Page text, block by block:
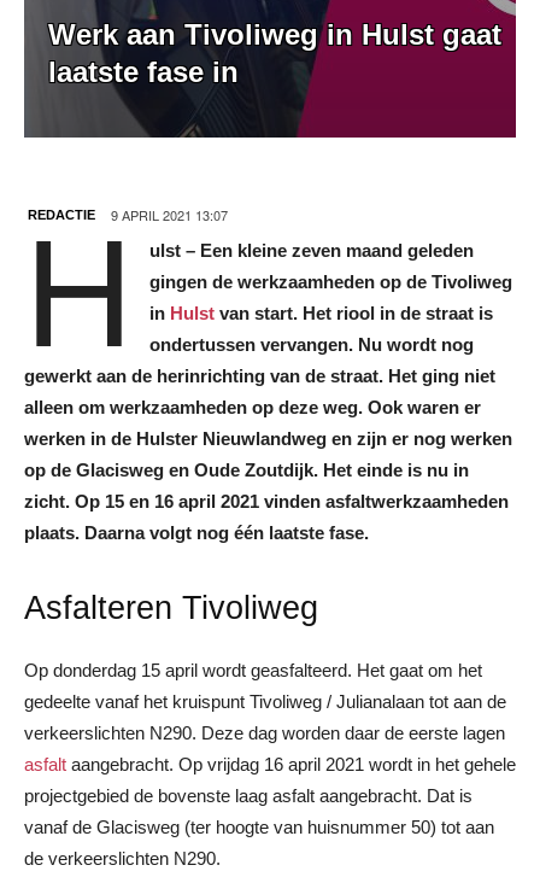
Werk aan Tivoliweg in Hulst gaat
laatste fase in
REDACTIE 9 APRIL 2021 13:07
H
ulst – Een kleine zeven maand geleden
gingen de werkzaamheden op de Tivoliweg
in Hulstvan start. Het riool in de straat is
ondertussen vervangen. Nu wordt nog
gewerkt aan de herinrichting van de straat. Het ging niet
alleen om werkzaamheden op deze weg. Ook waren er
werken in de Hulster Nieuwlandweg en zijn er nog werken
op de Glacisweg en Oude Zoutdijk. Het einde is nu in
zicht. Op 15 en 16 april 2021 vinden asfaltwerkzaamheden
plaats. Daarna volgt nog één laatste fase.
Asfalteren Tivoliweg
Op donderdag 15 april wordt geasfalteerd. Het gaat om het
gedeelte vanaf het kruispunt Tivoliweg / Julianalaan tot aan de
verkeerslichten N290. Deze dag worden daar de eerste lagen
asfalt aangebracht. Op vrijdag 16 april 2021 wordt in het gehele
projectgebied de bovenste laag asfalt aangebracht. Dat is
vanaf de Glacisweg (ter hoogte van huisnummer 50) tot aan
de verkeerslichten N290.